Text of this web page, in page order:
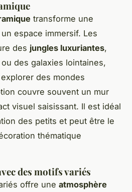
transforme une
espace immersif. Les
des jungles luxuriantes,
des galaxies lointaines,
des mondes
couvre souvent un mur
visuel saisissant. Il est idéal
des petits et peut être le
thématique
des motifs variés
offre une atmosphère